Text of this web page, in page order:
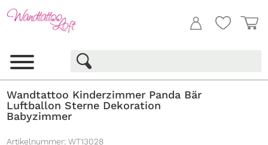
Wandtattoo Kinderzimmer Panda Bär
Luftballon Sterne Dekoration
Babyzimmer
Artikelnummer: WT13028